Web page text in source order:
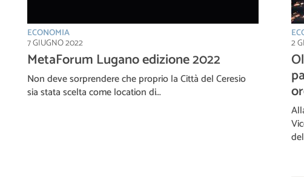
ECONOMIA
7 GIUGNO 2022
MetaForum Lugano edizione 2022
Non deve sorprendere che proprio la Città del Ceresio
sia stata scelta come location di…
2